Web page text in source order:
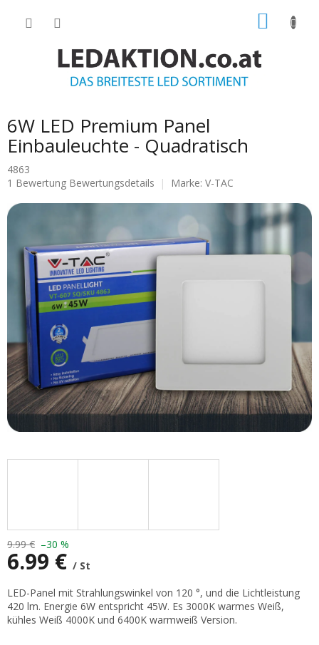
6W LED Premium Panel
Einbauleuchte - Quadratisch
4863
Die
Produktbewertung
von
Sternen.
1 Bewertung Bewertungsdetails Marke: V-TAC
9.99 € –30 %
6.99 € / St
Verkaufspreis:
LED-Panel mit Strahlungswinkel von 120 °, und die Lichtleistung
420 lm. Energie 6W entspricht 45W. Es 3000K warmes Weiß,
kühles Weiß 4000K und 6400K warmweiß Version.